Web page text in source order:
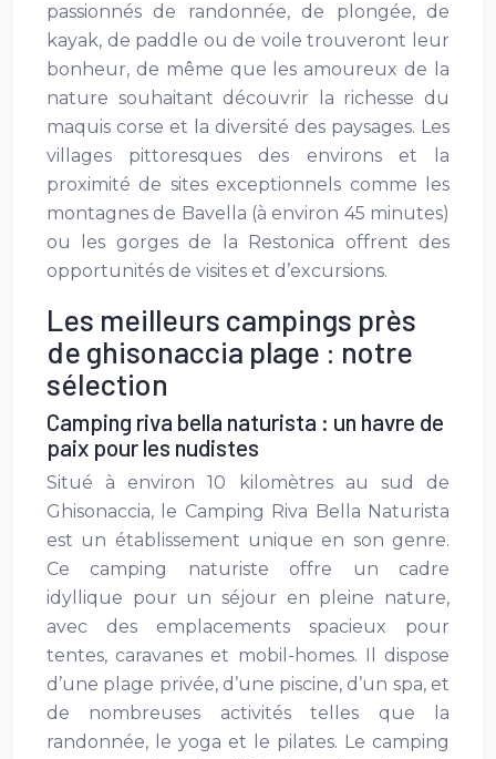
passionnés de randonnée, de plongée, de
kayak, de paddle ou de voile trouveront leur
bonheur, de même que les amoureux de la
nature souhaitant découvrir la richesse du
maquis corse et la diversité des paysages. Les
villages pittoresques des environs et la
proximité de sites exceptionnels comme les
montagnes de Bavella (à environ 45 minutes)
ou les gorges de la Restonica offrent des
opportunités de visites et d’excursions.
Les meilleurs campings près
de ghisonaccia plage : notre
sélection
Camping riva bella naturista : un havre de
paix pour les nudistes
Situé à environ 10 kilomètres au sud de
Ghisonaccia, le Camping Riva Bella Naturista
est un établissement unique en son genre.
Ce camping naturiste offre un cadre
idyllique pour un séjour en pleine nature,
avec des emplacements spacieux pour
tentes, caravanes et mobil-homes. Il dispose
d’une plage privée, d’une piscine, d’un spa, et
de nombreuses activités telles que la
randonnée, le yoga et le pilates. Le camping